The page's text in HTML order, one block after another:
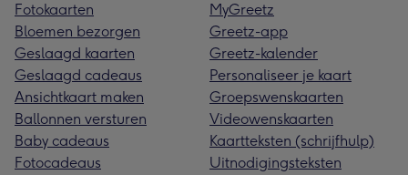
Fotokaarten
Bloemen bezorgen
Geslaagd kaarten
Geslaagd cadeaus
Ansichtkaart maken
Ballonnen versturen
Baby cadeaus
Fotocadeaus
MyGreetz
Greetz-app
Greetz-kalender
Personaliseer je kaart
Groepswenskaarten
Videowenskaarten
Kaartteksten (schrijfhulp)
Uitnodigingsteksten